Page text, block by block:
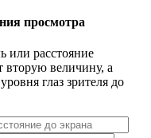
просмотра
или расстояние
вторую величину, а
глаз зрителя до